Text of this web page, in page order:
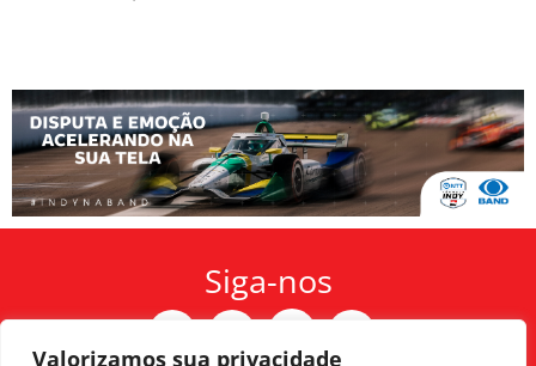
Valorizamos sua privacidade
Siga-nos